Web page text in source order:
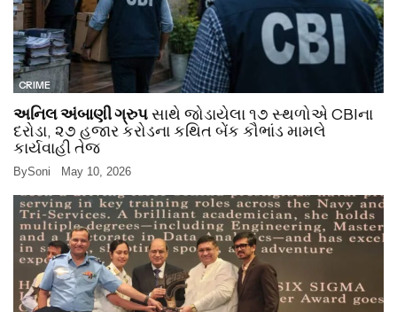
CRIME
અનિલ અંબાણી ગ્રુપસાથે જોડાયેલા ૧૭ સ્થળોએ CBIના
દરોડા, ૨૭ હજાર કરોડના કથિત બેંક કૌભાંડ મામલે
કાર્યવાહી તેજ
BySoni May 10, 2026